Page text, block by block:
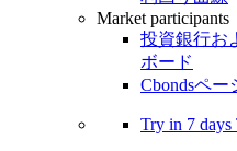
Market participants
投資銀行お
ボード
Cbondsペー
Try in 7 days